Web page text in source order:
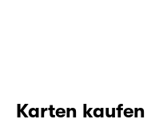
Karten kaufen